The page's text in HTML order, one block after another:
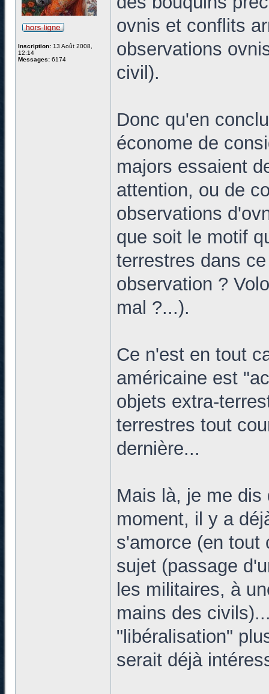
Inscription: 13 Août 2008,
12:14
Messages: 6174
ovnis et conflits
observations
civil).
Donc qu'en
économe de
majors essaient
attention, ou de
observations
que soit le motif
terrestres dans
observation ?
mal ?...).
Ce n'est en tout
américaine est
objets extra-
terrestres tout
dernière...
Mais là, je me
moment, il y a
s'amorce (en tout
sujet (passage
les militaires, à
mains des
"libéralisation"
serait déjà